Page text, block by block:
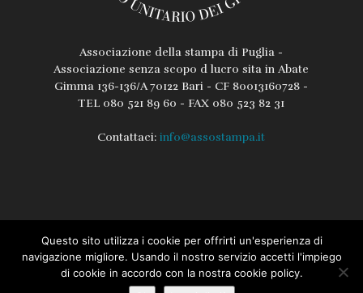
Associazione della stampa di Puglia -
Associazione senza scopo d lucro sita in Abate
Gimma 136-136/A 70122 Bari - CF 80013160728 -
TEL 080 521 89 60 - FAX 080 523 82 31
Contattaci:info@assostampa.it
Lo Statuto Regolamento
Iscrizione / Rinnovo Assostampa PUGLIA Privacy e Cookie Policy
Questo sito utilizza i cookie per offrirti un'esperienza di
navigazione migliore. Usando il nostro servizio accetti l'impiego
di cookie in accordo con la nostra cookie policy.